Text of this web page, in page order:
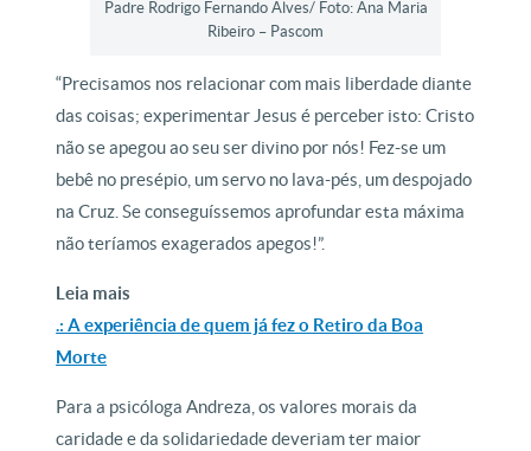
Padre Rodrigo Fernando Alves/ Foto: Ana Maria
Ribeiro – Pascom
“Precisamos nos relacionar com mais liberdade diante
das coisas; experimentar Jesus é perceber isto: Cristo
não se apegou ao seu ser divino por nós! Fez-se um
bebê no presépio, um servo no lava-pés, um despojado
na Cruz. Se conseguíssemos aprofundar esta máxima
não teríamos exagerados apegos!”.
Leia mais
.: A experiência de quem já fez o Retiro da Boa
Morte
Para a psicóloga Andreza, os valores morais da
caridade e da solidariedade deveriam ter maior